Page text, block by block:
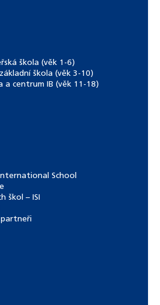
škola (věk 1-6)
škola (věk 3-10)
a centrum IB (věk 11-18)
School
škol – ISI